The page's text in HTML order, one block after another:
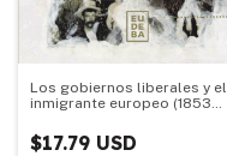
Los gobiernos liberales y el
inmigrante europeo (1853
$17.79 USD